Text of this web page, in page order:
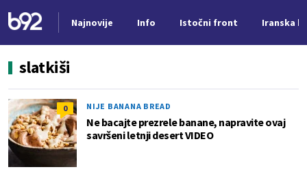
Najnovije Info Istočni front Iranska
slatkiši
0 NIJE BANANA BREAD
Ne bacajte prezrele banane, napravite ovaj
savršeni letnji desert VIDEO